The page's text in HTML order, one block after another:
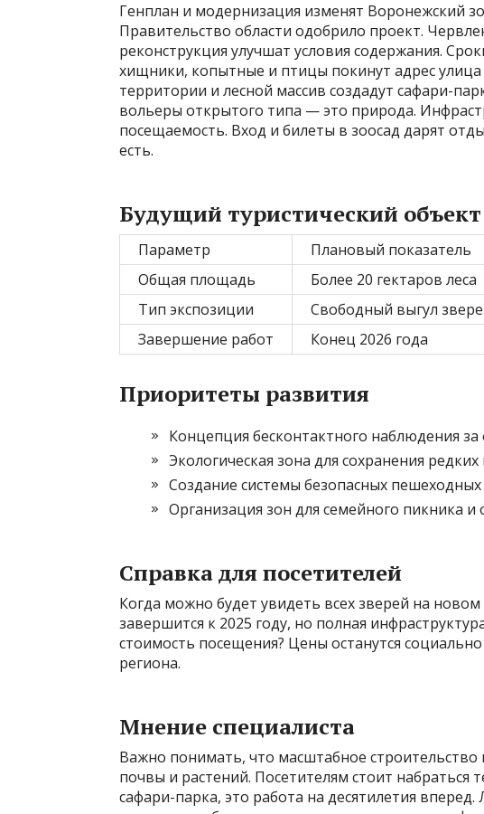
Генплан и модернизация изменят Воронежский
Правительство области одобрило проект.
реконструкция улучшат условия содержания.
хищники, копытные и птицы покинут адрес
территории и лесной массив создадут сафари-
вольеры открытого типа — это природа.
посещаемость. Вход и билеты в зоосад дарят
есть.
Будущий туристический объект
Параметр
Плановый показатель
Общая площадь
Более 20 гектаров леса
Тип экспозиции
Свободный выгул
Завершение работ
Конец 2026 года
Приоритеты развития
Концепция бесконтактного наблюдения за
Экологическая зона для сохранения
Создание системы безопасных
Организация зон для семейного пикника и
Справка для посетителей
Когда можно будет увидеть всех зверей на
завершится к 2025 году, но полная
стоимость посещения? Цены останутся
региона.
Мнение специалиста
Важно понимать, что масштабное строительство
почвы и растений. Посетителям стоит набраться
сафари-парка, это работа на десятилетия